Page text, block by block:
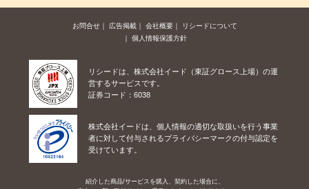
お問合せ 広告掲載 会社概要
リシードについて
個人情報保護方針
リシードは、株式会社イード（東証グロース上場）の運
営するサービスです。
証券コード：6038
株式会社イードは、個人情報の適切な取扱いを行う事業
者に対して付与されるプライバシーマークの付与認定を
受けています。
紹介した商品/サービスを購入、契約した場合に、